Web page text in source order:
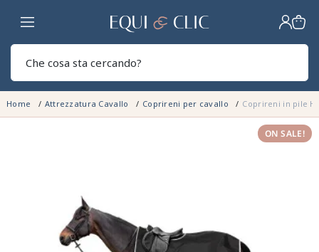
Casa
Home Attrezzatura Cavallo Coprireni per cavallo Coprireni in pile
ON SALE!